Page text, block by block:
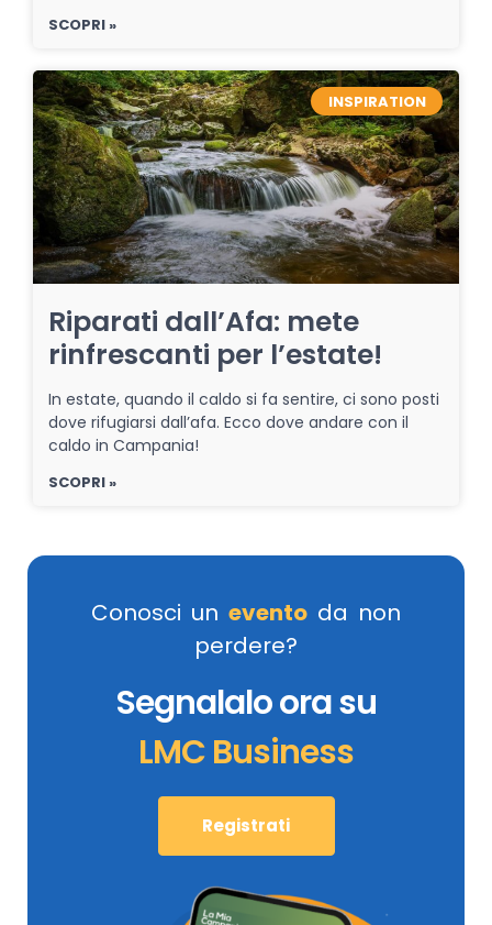
SCOPRI »
INSPIRATION
Riparati dall’Afa: mete
rinfrescanti per l’estate!
In estate, quando il caldo si fa sentire, ci sono posti
dove rifugiarsi dall’afa. Ecco dove andare con il
caldo in Campania!
SCOPRI »
Conosci un evento da non
perdere?
Segnalalo ora su
LMC Business
Registrati